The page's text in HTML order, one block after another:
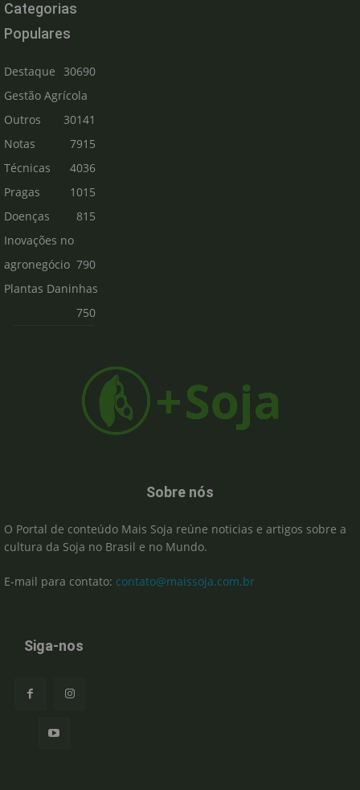
Categorias
Populares
Destaque
30690
Gestão Agrícola
30141
Outros
7915
Notas
Técnicas
4036
Pragas
1015
Doenças
815
Inovações no
agronegócio 790
Plantas Daninhas
750
Sobre nós
O Portal de conteúdo Mais Soja reúne noticias e artigos sobre a
cultura da Soja no Brasil e no Mundo.
E-mail para contato: contato@maissoja.com.br
Siga-nos